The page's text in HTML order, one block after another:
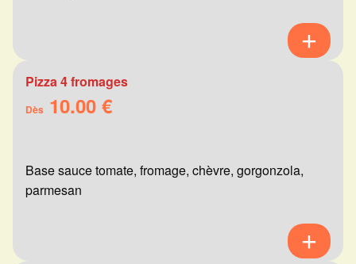
Pizza 4 fromages
Dès 10.00 €
Base sauce tomate, fromage, chèvre, gorgonzola,
parmesan